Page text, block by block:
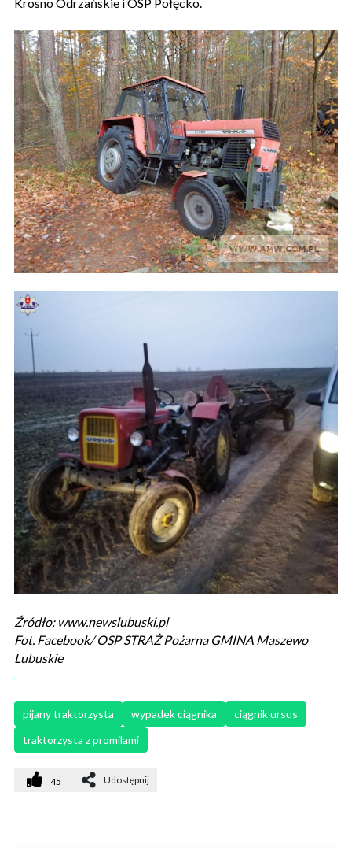
Krosno Odrzańskie i OSP Połęcko.
Źródło: www.newslubuski.pl
Fot. Facebook/ OSP STRAŻ Pożarna GMINA Maszewo
Lubuskie
pijany traktorzysta wypadek ciągnika
ciągnik ursus
traktorzysta z promilami
45 Udostępnij